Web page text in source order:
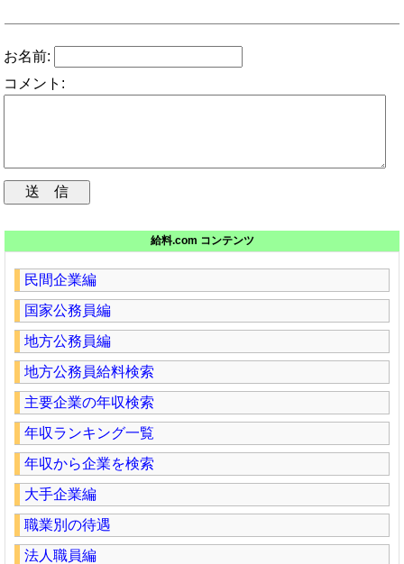
お名前:
コメント:
給料.com コンテンツ
民間企業編
国家公務員編
地方公務員編
地方公務員給料検索
主要企業の年収検索
年収ランキング一覧
年収から企業を検索
大手企業編
職業別の待遇
法人職員編